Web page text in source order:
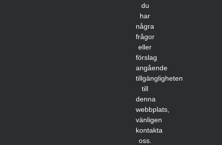
du
har
några
frågor
eller
förslag
angående
tillgängligheten
till
denna
webbplats,
vänligen
kontakta
oss.